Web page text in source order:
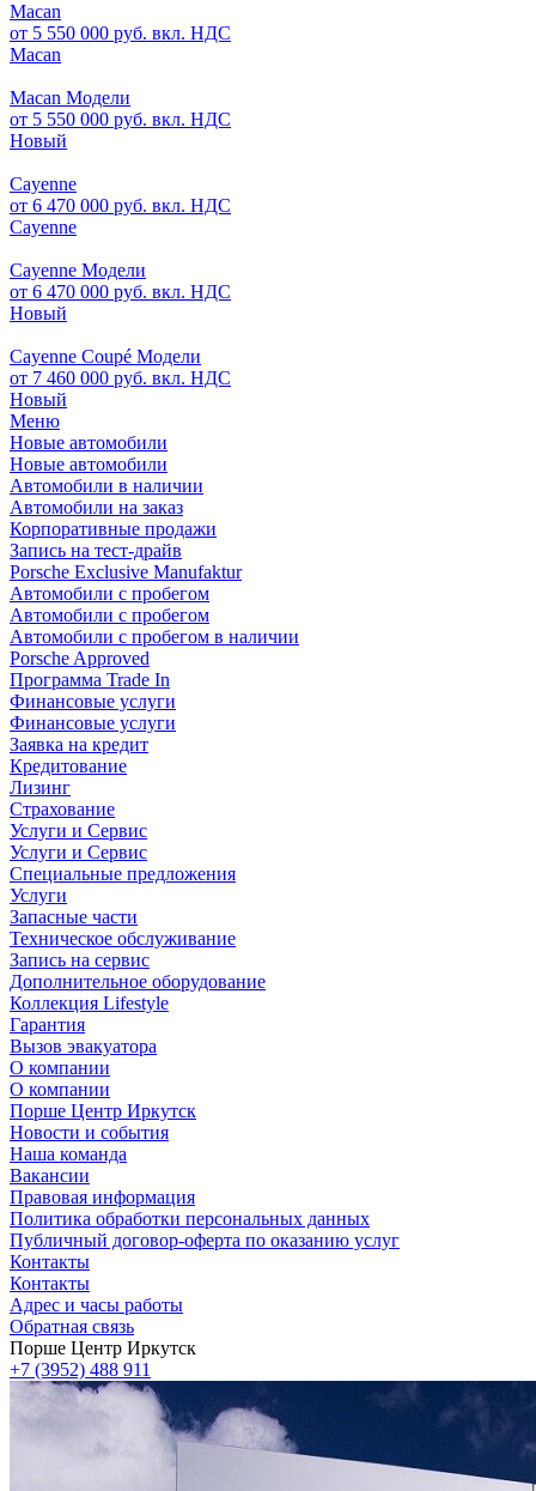
Macan
от 5 550 000 руб. вкл. НДС
Macan
Macan Модели
от 5 550 000 руб. вкл. НДС
Новый
Cayenne
от 6 470 000 руб. вкл. НДС
Cayenne
Cayenne Модели
от 6 470 000 руб. вкл. НДС
Новый
Cayenne Coupé Модели
от 7 460 000 руб. вкл. НДС
Новый
Меню
Новые автомобили
Новые автомобили
Автомобили в наличии
Автомобили на заказ
Корпоративные продажи
Запись на тест-драйв
Porsche Exclusive Manufaktur
Автомобили с пробегом
Автомобили с пробегом
Автомобили с пробегом в наличии
Porsche Approved
Программа Trade In
Финансовые услуги
Финансовые услуги
Заявка на кредит
Кредитование
Лизинг
Страхование
Услуги и Сервис
Услуги и Сервис
Специальные предложения
Услуги
Запасные части
Техническое обслуживание
Запись на сервис
Дополнительное оборудование
Коллекция Lifestyle
Гарантия
Вызов эвакуатора
О компании
О компании
Порше Центр Иркутск
Новости и события
Наша команда
Вакансии
Правовая информация
Политика обработки персональных данных
Публичный договор-оферта по оказанию услуг
Контакты
Контакты
Адрес и часы работы
Обратная связь
Порше Центр Иркутск
+7 (3952) 488 911